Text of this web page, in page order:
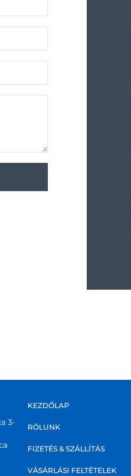
3-
KEZDŐLAP
RÓLUNK
FIZETÉS & SZÁLLÍTÁS
VÁSÁRLÁSI FELTÉTELEK